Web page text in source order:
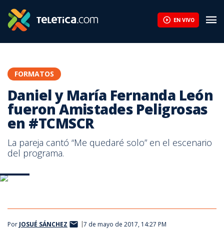
EN VIVO
FORMATOS
Daniel y María Fernanda León
fueron Amistades Peligrosas
en #TCMSCR
La pareja cantó “Me quedaré solo” en el escenario
del programa.
Por JOSUÉ SÁNCHEZ 7 de mayo de 2017, 14:27 PM